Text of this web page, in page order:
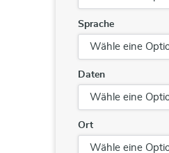
Sprache
Daten
Ort